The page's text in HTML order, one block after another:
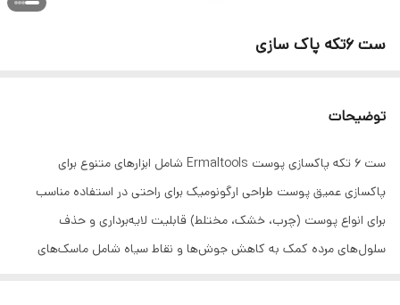
ست 6تکه پاک سازی
توضیحات
ست 6 تکه پاکسازی پوست Ermaltools شامل ابزارهای متنوع برای
پاکسازی عمیق پوست طراحی ارگونومیک برای راحتی در استفاده مناسب
برای انواع پوست (چرب، خشک، مختلط) قابلیت لایه‌برداری و حذف
سلول‌های مرده کمک به کاهش جوش‌ها و نقاط سیاه شامل ماسک‌های